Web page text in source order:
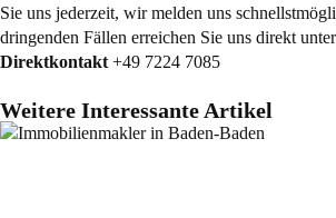
Sie uns jederzeit, wir melden uns
dringenden Fällen erreichen Sie uns direkt
Direktkontakt +49 7224 7085
Weitere Interessante Artikel